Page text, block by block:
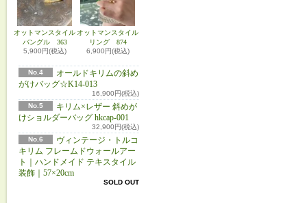
オットマンスタイル
バングル 363
5,900円(税込)
オットマンスタイル
リング 874
6,900円(税込)
No.4
オールドキリムの斜め
がけバッグ☆K14-013
16,900円(税込)
No.5
キリム×レザー 斜めが
けショルダーバッグ hkcap-001
32,900円(税込)
No.6
ヴィンテージ・トルコ
キリム フレームドウォールアー
ト｜ハンドメイド テキスタイル
装飾｜57×20cm
SOLD OUT